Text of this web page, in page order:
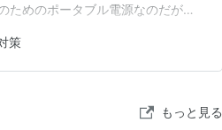
ためのポータブル電源なのだが、
どの程度使えるか（日光が届く
がペロ…
策
もっと見る